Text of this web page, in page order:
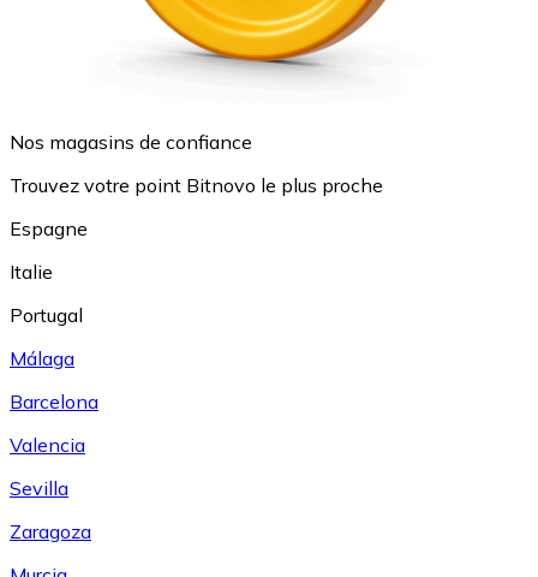
Nos magasins de confiance
Trouvez votre point Bitnovo le plus proche
Espagne
Italie
Portugal
Málaga
Barcelona
Valencia
Sevilla
Zaragoza